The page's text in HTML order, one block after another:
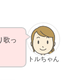
トルちゃん
歌っ